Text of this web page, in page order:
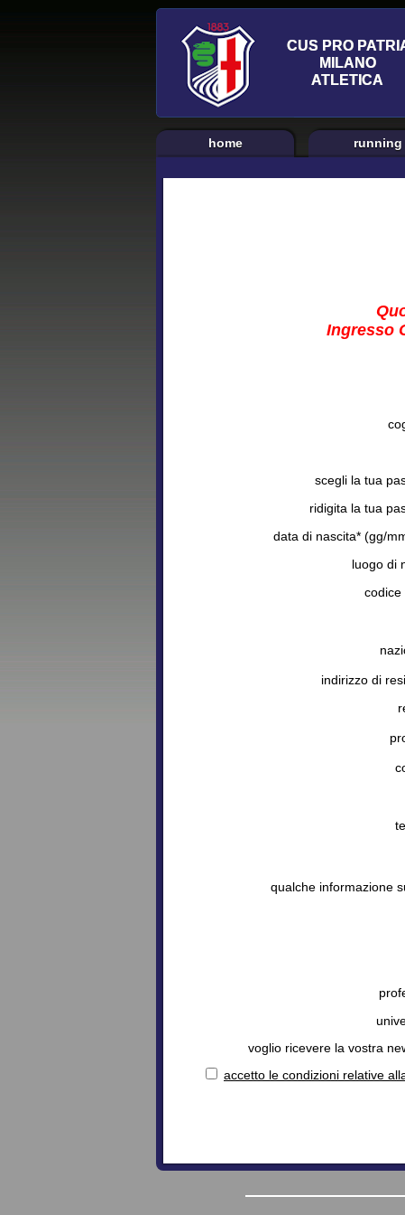
home running
Ingresso
scegli la tua
ridigita la tua
data di nascita* (gg/
luogo di
codice
indirizzo di
qualche informazione
voglio ricevere la vostra
accetto le condizioni relative